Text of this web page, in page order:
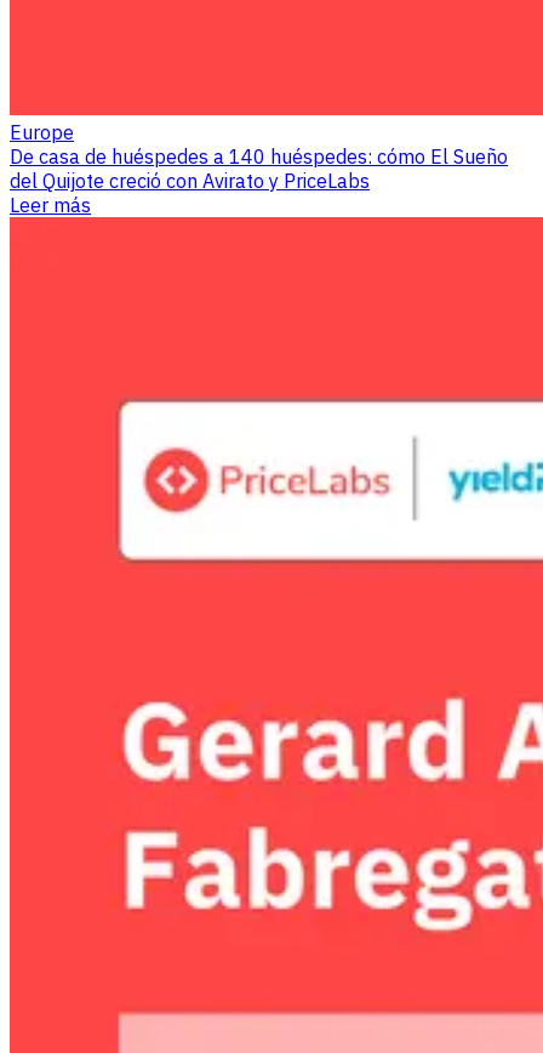
Europe
De casa de huéspedes a 140 huéspedes: cómo El Sueño
del Quijote creció con Avirato y PriceLabs
Leer más